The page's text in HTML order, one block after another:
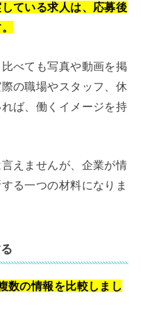
ている求人は、応募後
べても写真や動画を掲
の職場やスタッフ、休
ば、働くイメージを持
えませんが、企業が情
る一つの材料になりま
数の情報を比較しまし